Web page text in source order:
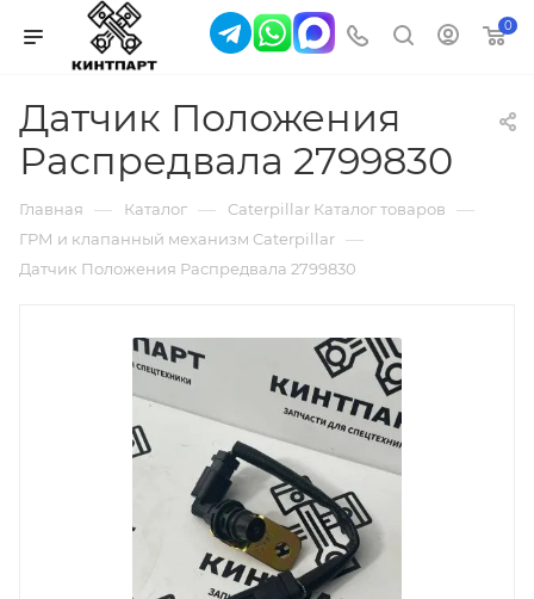
0
Датчик Положения
Распредвала 2799830
Главная — Каталог — Caterpillar Каталог товаров —
ГРМ и клапанный механизм Caterpillar —
Датчик Положения Распредвала 2799830